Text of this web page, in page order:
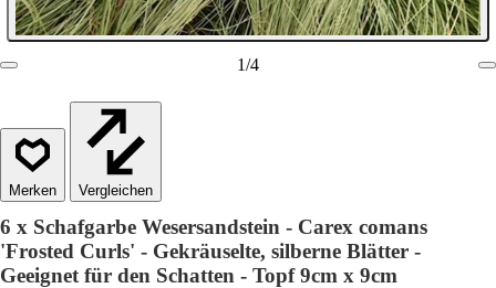
1/4
Vergleichen
6 x Schafgarbe Wesersandstein - Carex comans
'Frosted Curls' - Gekräuselte, silberne Blätter -
Geeignet für den Schatten - Topf 9cm x 9cm